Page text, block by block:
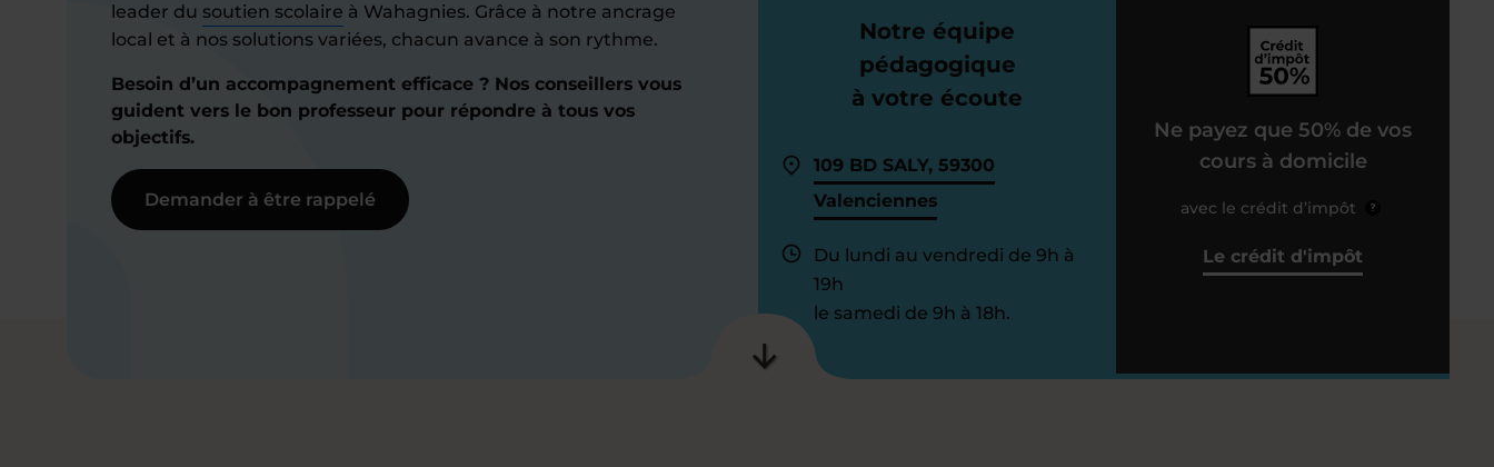
leader du soutien scolaire à Wahagnies. Grâce à notre ancrage
local et à nos solutions variées, chacun avance à son rythme.
Besoin d’un accompagnement efficace ? Nos conseillers vous
guident vers le bon professeur pour répondre à tous vos
objectifs.
Demander à être rappelé
Notre équipe
pédagogique
à votre écoute
109 BD SALY, 59300
Valenciennes
Du lundi au vendredi de 9h à
19h
le samedi de 9h à 18h.
Ne payez que 50% de vos
cours à domicile
avec le crédit d’impôt ?
Le crédit d'impôt